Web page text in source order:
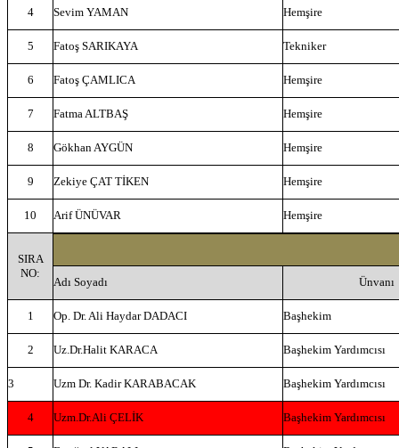
4 Sevim YAMAN Hemşire
5 Fatoş SARIKAYA Tekniker
6 Fatoş ÇAMLICA Hemşire
7 Fatma ALTBAŞ Hemşire
8 Gökhan AYGÜN Hemşire
9 Zekiye ÇAT TİKEN Hemşire
10 Arif ÜNÜVAR Hemşire
SIRA
NO:
Adı Soyadı Ünvanı
1 Op. Dr. Ali Haydar DADACI Başhekim
2 Uz.Dr.Halit KARACA Başhekim Yardımcısı
3 Uzm Dr. Kadir KARABACAK Başhekim Yardımcısı
4 Uzm.Dr.Ali ÇELİK Başhekim Yardımcısı